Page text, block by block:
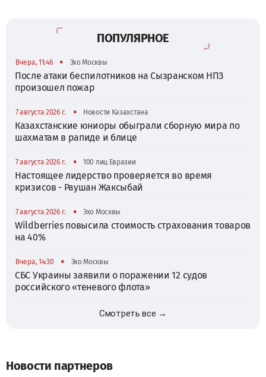
ПОПУЛЯРНОЕ
Вчера, 11:46 • Эхо Москвы
После атаки беспилотников на Сызранском НПЗ
произошел пожар
7 августа 2026 г. • Новости Казахстана
Казахстанские юниоры обыграли сборную мира по
шахматам в рапиде и блице
7 августа 2026 г. • 100 лиц Евразии
Настоящее лидерство проверяется во время
кризисов - Раушан Жаксыбай
7 августа 2026 г. • Эхо Москвы
Wildberries повысила стоимость страхования товаров
на 40%
Вчера, 14:30 • Эхо Москвы
СБС Украины заявили о поражении 12 судов
российского «теневого флота»
Смотреть все →
Новости партнеров